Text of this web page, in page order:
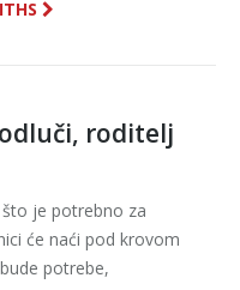
roditelj
je potrebno za
će naći pod krovom
potrebe,